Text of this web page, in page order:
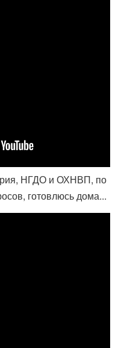
НГДО и ОХНВП, по
готовлюсь дома...